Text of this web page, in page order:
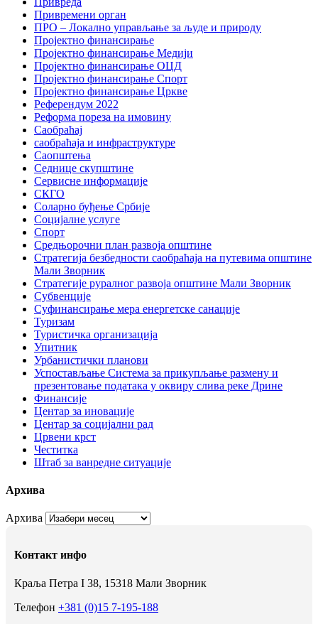
Привремени орган
ПРО – Локално управљање за људе и природу
Пројектно финансирање
Пројектно финансирање Медији
Пројектно финансирање ОЦД
Пројектно финансирање Спорт
Пројектно финансирање Цркве
Референдум 2022
Реформа пореза на имовину
Саобраћај
саобраћаја и инфраструктуре
Саопштења
Седнице скупштине
Сервисне информације
СКГО
Соларно буђење Србије
Социјалне услуге
Спорт
Средњорочни план развоја општине
Стратегија безбедности саобраћаја на путевима општине
Мали Зворник
Стратегије руралног развоја општине Мали Зворник
Субвенције
Суфинансирање мера енергетске санације
Туризам
Туристичка организација
Упитник
Урбанистички планови
Успостављање Система за прикупљање размену и
презентовање података у оквиру слива реке Дрине
Финансије
Центар за иновације
Центар за социјални рад
Црвени крст
Честитка
Штаб за ванредне ситуације
Архива
Архива
Контакт инфо
Краља Петра I 38, 15318 Мали Зворник
Телефон +381 (0)15 7-195-188